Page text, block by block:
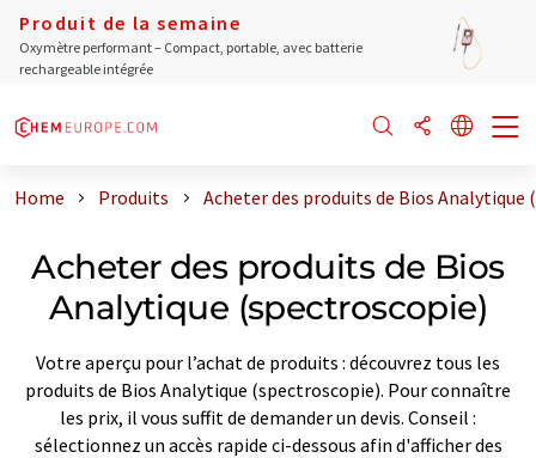
Produit de la semaine
Oxymètre performant – Compact, portable, avec batterie
rechargeable intégrée
Home Produits Acheter des produits de Bios Analytique
Acheter des produits de Bios
Analytique (spectroscopie)
Votre aperçu pour l’achat de produits : découvrez tous les
produits de Bios Analytique (spectroscopie). Pour connaître
les prix, il vous suffit de demander un devis. Conseil :
sélectionnez un accès rapide ci-dessous afin d'afficher des